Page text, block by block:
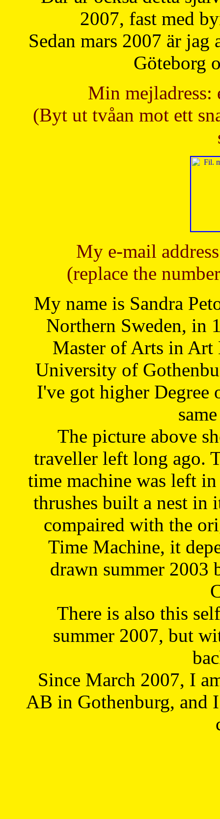
2007, fast med
Sedan mars 2007 är
Göteborg
Min mejladress:
(Byt ut tvåan mot ett
My e-mail
(replace the
My name is Sandra
Northern Sweden, in
Master of Arts in Art
University of
I've got higher Degree
The picture above
traveller left long ago.
time machine was left
thrushes built a nest in
compaired with the
Time Machine, it
drawn summer 2003
There is also this
summer 2007, but
Since March 2007, I
AB in Gothenburg, and